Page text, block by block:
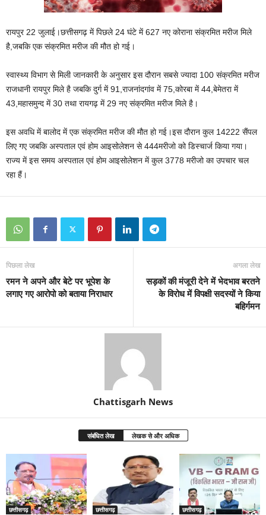
रायपुर 22 जुलाई।छत्तीसगढ़ में पिछले 24 घंटे में 627 नए कोराना संक्रमित मरीज मिले
है,जबकि एक संक्रमित मरीज की मौत हो गई।
स्वास्थ्य विभाग से मिली जानकारी के अनुसार इस दौरान सबसे ज्यादा 100 संक्रमित मरीज
राजधानी रायपुर मिले है जबकि दुर्ग में 91,राजनांदगांव में 75,कोरबा में 44,बेमेतरा में
43,महासमुन्द में 30 तथा रायगढ़ में 29 नए संक्रमित मरीज मिले है।
इस अवधि में बालोद में एक संक्रमित मरीज की मौत हो गई।इस दौरान कुल 14222 सैंपल
लिए गए जबकि अस्पताल एवं होम आइसोलेशन से 444मरीजो को डिस्चार्ज किया गया।
राज्य में इस समय अस्पताल एवं होम आइसोलेशन में कुल 3778 मरीजो का उपचार चल
रहा हैं।
पिछला लेख
रमन ने अपने और बेटे पर भूपेश के
लगाए गए आरोपो को बताया निराधार
अगला लेख
सड़कों की मंजूरी देने में भेदभाव बरतने
के विरोध में विपक्षी सदस्यों ने किया
बहिर्गमन
Chattisgarh News
संबंधित लेख लेखक से और अधिक
छत्तीसगढ़ छत्तीसगढ़ छत्तीसगढ़